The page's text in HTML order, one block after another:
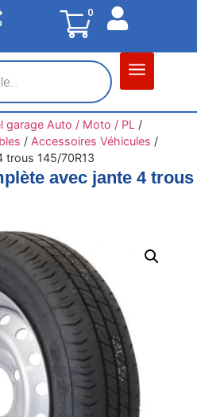
0
garage Auto / Moto / PL /
/ Accessoires Véhicules /
trous 145/70R13
avec jante 4 trous